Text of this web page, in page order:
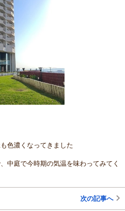
色濃くなってきました
中庭で今時期の気温を味わってみてく
次の記事へ